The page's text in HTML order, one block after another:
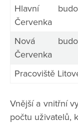
Hlavní
Červenka
Nová
Červenka
Pracoviště
Vnější a vnitřní
počtu uživatelů,